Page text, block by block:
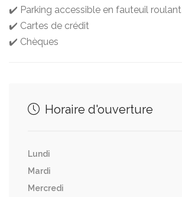
✔️ Parking accessible en fauteuil roulant
✔️ Cartes de crédit
✔️ Chèques
Horaire d'ouverture
Lundi
Mardi
Mercredi